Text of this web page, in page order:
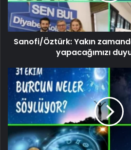
Sanofi/Öztürk: Yakın
yapacağımızı